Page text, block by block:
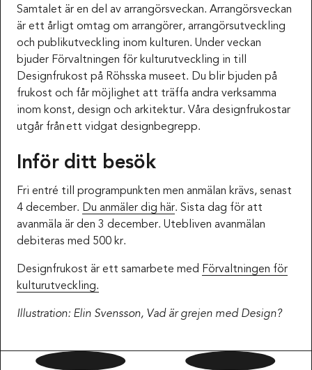
Samtalet är en del av arrangörsveckan. Arrangörsveckan
är ett årligt omtag om arrangörer, arrangörsutveckling
och publikutveckling inom kulturen. Under veckan
bjuder Förvaltningen för kulturutveckling in till
Designfrukost på Röhsska museet. Du blir bjuden på
frukost och får möjlighet att träffa andra verksamma
inom konst, design och arkitektur. Våra designfrukostar
utgår från ett vidgat designbegrepp.
Inför ditt besök
Fri entré till programpunkten men anmälan krävs, senast
4 december. Du anmäler dig här. Sista dag för att
avanmäla är den 3 december. Utebliven avanmälan
debiteras med 500 kr.
Designfrukost är ett samarbete med Förvaltningen för
kulturutveckling.
Illustration: Elin Svensson, Vad är grejen med Design?